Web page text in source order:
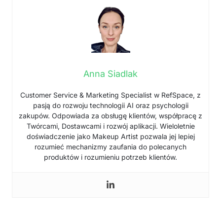
Anna Siadlak
Customer Service & Marketing Specialist w RefSpace, z
pasją do rozwoju technologii AI oraz psychologii
zakupów. Odpowiada za obsługę klientów, współpracę z
Twórcami, Dostawcami i rozwój aplikacji. Wieloletnie
doświadczenie jako Makeup Artist pozwala jej lepiej
rozumieć mechanizmy zaufania do polecanych
produktów i rozumieniu potrzeb klientów.